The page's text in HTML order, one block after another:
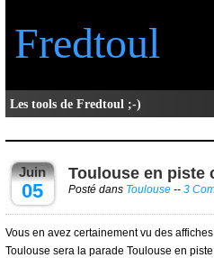
Fredtoul
Les tools de Fredtoul ;-)
Juin
05
Toulouse en piste
Posté dans Toulouse -- 3
Vous en avez certainement vu des
Toulouse sera la parade Toulouse en